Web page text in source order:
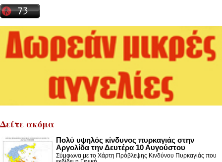
Δείτε ακόμα
Πολύ υψηλός κίνδυνος πυρκαγιάς στην
Αργολίδα την Δευτέρα 10 Αυγούστου
Σύμφωνα με το Χάρτη Πρόβλεψης Κινδύνου Πυρκαγιάς που